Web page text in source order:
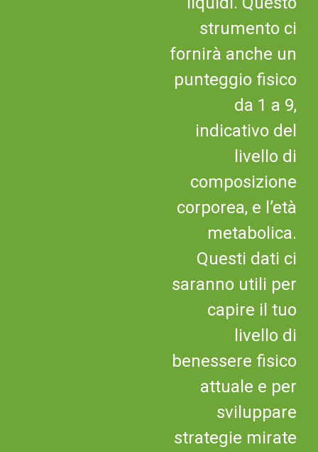
strumento ci
fornirà anche un
punteggio fisico
da 1 a 9,
indicativo del
livello di
composizione
corporea, e l’età
metabolica.
Questi dati ci
saranno utili per
capire il tuo
livello di
benessere fisico
attuale e per
sviluppare
strategie mirate